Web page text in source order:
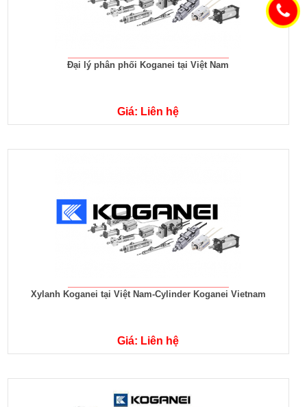
Đại lý phân phối Koganei tại Việt Nam
Giá: Liên hệ
Xylanh Koganei tại Việt Nam-Cylinder Koganei Vietnam
Giá: Liên hệ